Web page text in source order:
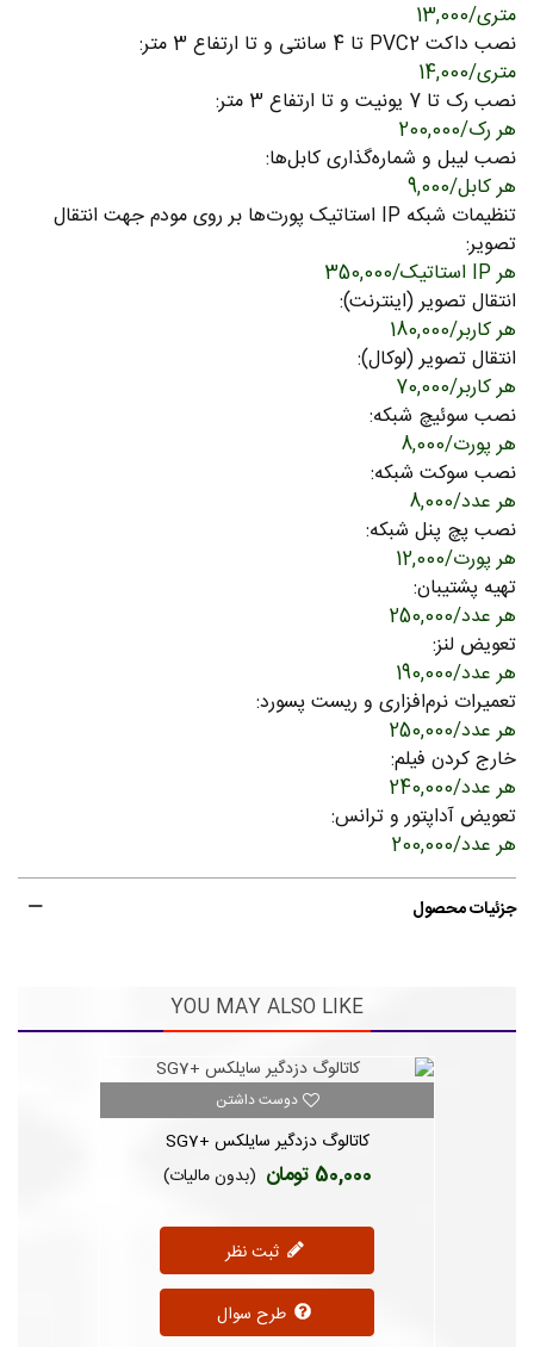
متری/
13,000
نصب داکت PVC2 تا 4 سانتی و تا ارتفاع 3 متر:
متری/
14,000
نصب رک تا 7 یونیت و تا ارتفاع 3 متر:
هر رک/
200,000
نصب لیبل و شماره‌گذاری کابل‌ها:
هر کابل/
9,000
تنظیمات شبکه IP استاتیک پورت‌ها بر روی مودم جهت انتقال
تصویر:
هر IP استاتیک
/
350,000
انتقال تصویر (اینترنت):
هر کاربر/
180,000
انتقال تصویر (لوکال):
هر کاربر/
70,000
نصب سوئیچ شبکه:
هر پورت/
8,000
نصب سوکت شبکه:
هر عدد/
8,000
نصب پچ پنل شبکه:
هر پورت/
12,000
تهیه پشتیبان:
هر عدد/
250,000
تعویض لنز:
هر عدد/19
0,000
تعمیرات نرم‌افزاری و ریست پسورد:
هر عدد/
250,000
خارج کردن فیلم:
هر عدد/
240,000
تعویض آداپتور و ترانس:
هر عدد/
200,000
جزئیات محصول
YOU MAY ALSO LIKE
دوست داشتن
کاتالوگ دزدگیر سایلکس +SG7
50,000 تومان (بدون مالیات)
ثبت نظر